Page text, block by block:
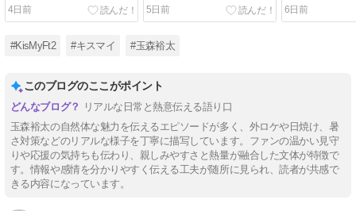
4日前
5日前
6日前
#KisMyFt2 #キスマイ #玉森裕太
このブログのここがポイント
リアルな日常と熱意伝える語り口
玉森裕太の自然体な魅力を伝えるエピソードが多く、外ロケや日焼け、暑
さ対策などのリアルな様子を丁寧に描写しています。ファンの温かい見守
りや応援の気持ちも伝わり、親しみやすさと熱量が融合した文体が特徴で
す。情報や感情を分かりやすく伝える工夫が随所に見られ、読者が共感で
きる内容になっています。